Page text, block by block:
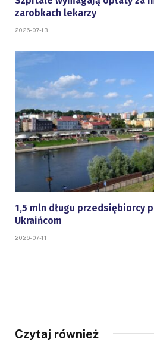
zarobkach lekarzy
2026-07-13
1,5 mln długu przedsiębiorcy
Ukraińcom
2026-07-11
Czytaj również